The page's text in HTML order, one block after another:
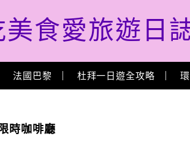
食愛旅遊日
法國巴黎 杜拜一日遊全攻略
時咖啡廳